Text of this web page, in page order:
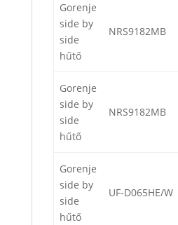
Gorenje
side by
side
hűtő
NRS9182MB
Gorenje
side by
side
hűtő
NRS9182MB
Gorenje
side by
side
hűtő
UF-D065HE/W